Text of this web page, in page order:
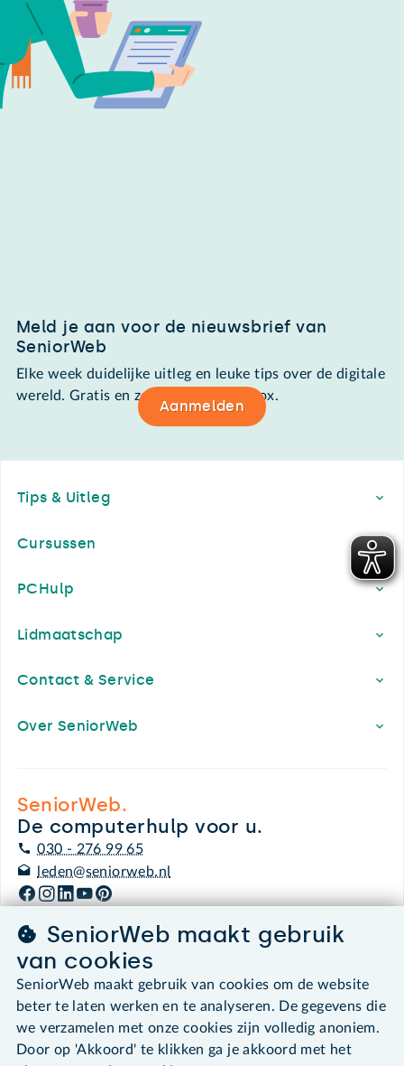
Meld je aan voor de nieuwsbrief van
SeniorWeb
Elke week duidelijke uitleg en leuke tips over de digitale
wereld. Gratis en zomaar in de mailbox.
Aanmelden
Tips & Uitleg
Cursussen
PCHulp
Lidmaatschap
Contact & Service
Over SeniorWeb
SeniorWeb.
De computerhulp voor u.
030 - 276 99 65
leden@seniorweb.nl
©2026 SeniorWeb
Cookies en cookie-instellingen
Disclaimer
SeniorWeb maakt gebruik
van cookies
SeniorWeb maakt gebruik van cookies om de website
beter te laten werken en te analyseren. De gegevens die
we verzamelen met onze cookies zijn volledig anoniem.
Door op 'Akkoord' te klikken ga je akkoord met het